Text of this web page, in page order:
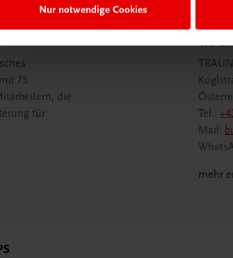
Nur notwendige Cookies
75
die
für
Wir
Tel.:
Mail:
mehr